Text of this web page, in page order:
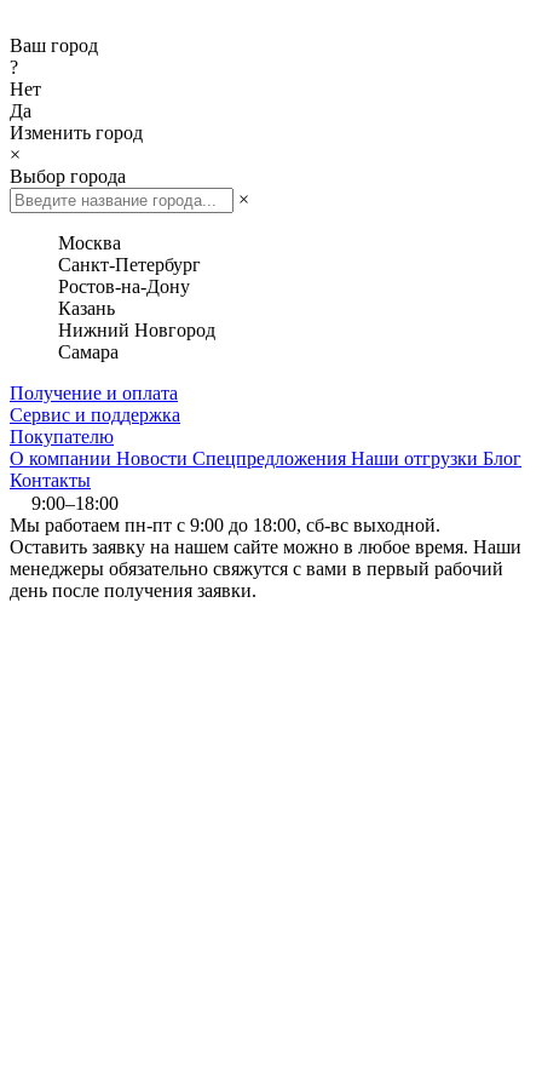
Ваш город
?
Нет
Да
Изменить город
×
Выбор города
×
Москва
Санкт-Петербург
Ростов-на-Дону
Казань
Нижний Новгород
Самара
Получение и оплата
Сервис и поддержка
Покупателю
О компании Новости Спецпредложения Наши отгрузки Блог
Контакты
9:00–18:00
Мы работаем пн-пт с 9:00 до 18:00, сб-вс выходной.
Оставить заявку на нашем сайте можно в любое время. Наши
менеджеры обязательно свяжутся с вами в первый рабочий
день после получения заявки.